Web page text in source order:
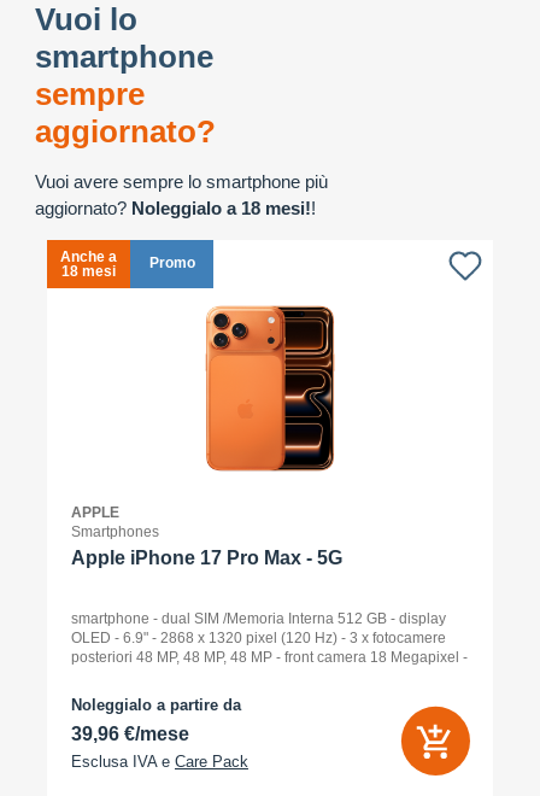
Vuoi lo
smartphone
sempre
aggiornato?
Vuoi avere sempre lo smartphone più
aggiornato? Noleggialo a 18 mesi!!
Anche a
18 mesi
Promo
APPLE
Smartphones
Apple iPhone 17 Pro Max - 5G
smartphone - dual SIM /Memoria Interna 512 GB - display
OLED - 6.9" - 2868 x 1320 pixel (120 Hz) - 3 x fotocamere
posteriori 48 MP, 48 MP, 48 MP - front camera 18 Megapixel -
Noleggialo a partire da
39,96 €/mese
Esclusa IVA e Care Pack